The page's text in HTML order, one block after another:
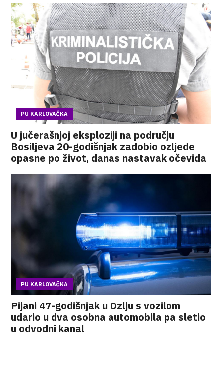
PU KARLOVAČKA
U jučerašnjoj eksploziji na području
Bosiljeva 20-godišnjak zadobio ozljede
opasne po život, danas nastavak očevida
PU KARLOVAČKA
Pijani 47-godišnjak u Ozlju s vozilom
udario u dva osobna automobila pa sletio
u odvodni kanal